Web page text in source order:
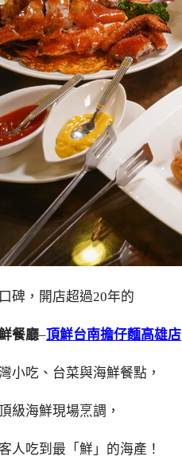
碑，開店超過20年的
餐廳–頂鮮台南擔仔麵高雄店
小吃、台菜與海鮮餐點，
級海鮮現場烹調，
人吃到最「鮮」的海產！